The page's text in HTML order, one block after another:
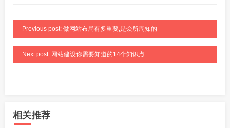
Previous post: 做网站布局有多重要,是众所周知的
Next post: 网站建设你需要知道的14个知识点
相关推荐